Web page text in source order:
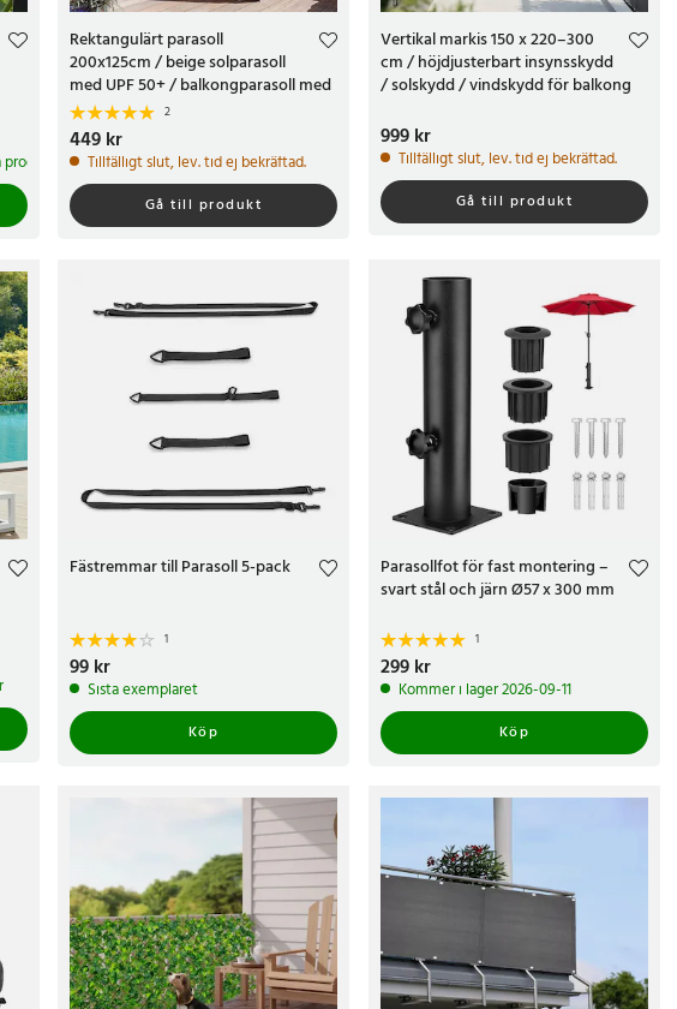
Rektangulärt parasoll
200x125cm / beige solparasoll
med UPF 50+ / balkongparasoll med
justerbar lutning
2
Pris: 449 kr
449 kr
Tillfälligt slut, lev. tid ej bekräftad.
Gå till produkt
Vertikal markis 150 x 220–300
cm / höjdjusterbart insynsskydd
/ solskydd / vindskydd för balkong
Pris:999 kr
999 kr
Tillfälligt slut, lev. tid ej bekräftad.
Gå till produkt
Fästremmar till Parasoll 5-pack
1
Pris:99 kr
99 kr
Sista exemplaret
Köp
Parasollfot för fast montering –
svart stål och järn Ø57 x 300 mm
1
Pris:299 kr
299 kr
Kommer i lager 2026-09-11
Köp